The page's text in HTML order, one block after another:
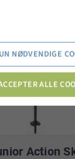
Action
NØDVENDIGE
ALLE